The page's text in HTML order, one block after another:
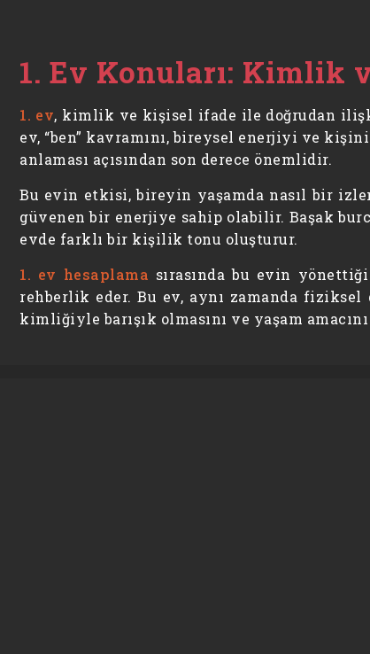
1. Ev Konuları: Kimlik
1. ev, kimlik ve kişisel ifade ile doğrudan
ev, “ben” kavramını, bireysel enerjiyi ve
anlaması açısından son derece önemlidir.
Bu evin etkisi, bireyin yaşamda nasıl bir
güvenen bir enerjiye sahip olabilir. Başak
evde farklı bir kişilik tonu oluşturur.
1. ev hesaplama sırasında bu evin
rehberlik eder. Bu ev, aynı zamanda
kimliğiyle barışık olmasını ve yaşam